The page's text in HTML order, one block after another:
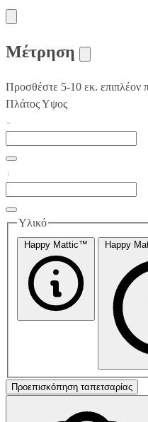
Μέτρηση
Προσθέστε 5-10 εκ. επιπλέον
ΠλάτοςΥψος
Υλικό
Happy Mattic™ Happy
Προεπισκόπηση ταπετσαρίας